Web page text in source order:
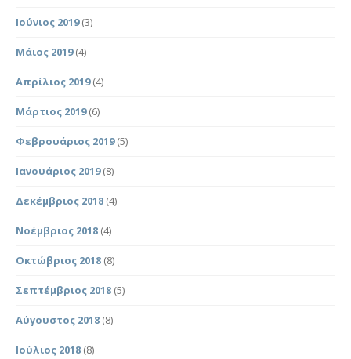
Ιούνιος 2019(3)
Μάιος 2019(4)
Απρίλιος 2019(4)
Μάρτιος 2019(6)
Φεβρουάριος 2019(5)
Ιανουάριος 2019(8)
Δεκέμβριος 2018 (4)
Νοέμβριος 2018 (4)
Οκτώβριος 2018 (8)
Σεπτέμβριος 2018 (5)
Αύγουστος 2018 (8)
Ιούλιος 2018 (8)